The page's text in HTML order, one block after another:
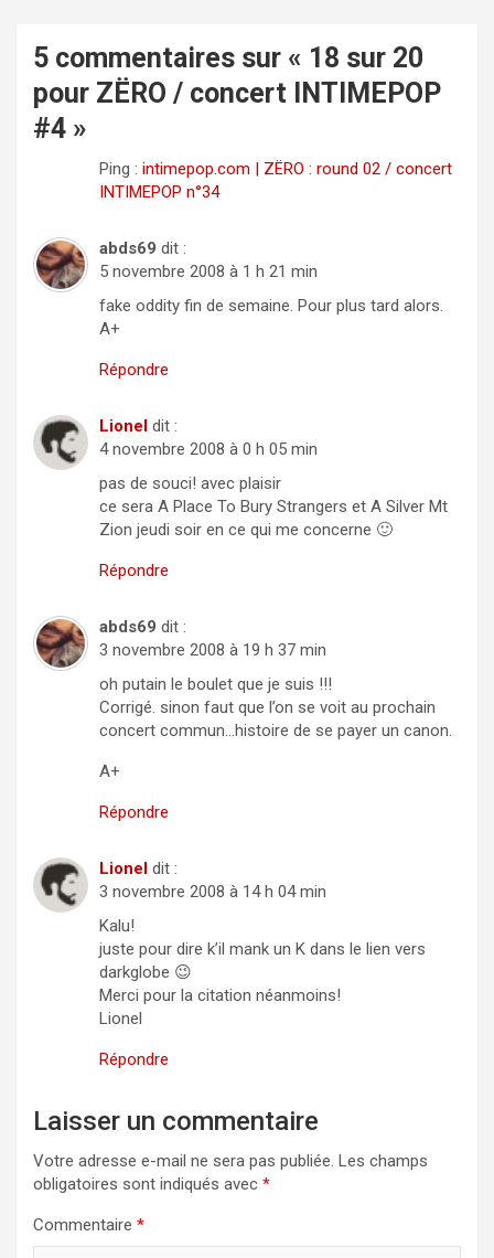
5 commentaires sur « 18 sur 20
pour ZËRO / concert INTIMEPOP
#4 »
Ping : intimepop.com | ZËRO : round 02 / concert
INTIMEPOP n°34
abds69 dit :
5 novembre 2008 à 1 h 21 min
fake oddity fin de semaine. Pour plus tard alors.
A+
Répondre
Lionel dit :
4 novembre 2008 à 0 h 05 min
pas de souci! avec plaisir
ce sera A Place To Bury Strangers et A Silver Mt
Zion jeudi soir en ce qui me concerne 🙂
Répondre
abds69 dit :
3 novembre 2008 à 19 h 37 min
oh putain le boulet que je suis !!!
Corrigé. sinon faut que l’on se voit au prochain
concert commun…histoire de se payer un canon.
A+
Répondre
Lionel dit :
3 novembre 2008 à 14 h 04 min
Kalu!
juste pour dire k’il mank un K dans le lien vers
darkglobe 😉
Merci pour la citation néanmoins!
Lionel
Répondre
Laisser un commentaire
Votre adresse e-mail ne sera pas publiée. Les champs
obligatoires sont indiqués avec *
Commentaire *